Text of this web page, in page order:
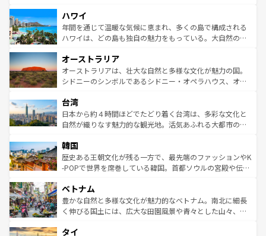
ば市内交通費無料で観光を楽しむこともできる。 なお、新
着のスイス情報はコンテンツ一覧 を参照してほしい。
のような巨大都市は、観光、ショッピング、エンターテイ
ンメントが詰まった刺激的なスポットだ。一方、アメリカ
西部には大自然が広がり、グランドキャニオンやイエロー
部のニューオーリンズでは、音楽と美食が融合した独特の
文化が魅力。旅行者はアメリカの各地域で異なる魅力を楽
しみながら、その多様性と豊かな歴史を感じることができ
ならではの贅沢な旅のスタイルだ。 なお、新着のアメリカ
情報はコンテンツ一覧を参照してほしい。
ハワイ
年間を通じて温暖な気候に恵まれ、多くの島で構成される
ハワイは、どの島も独自の魅力をもっている。大自然の神
ワイ島は見逃せない。また、定番の観光地といえばオアフ
島だが、静かな自然を求めるならマウイ島やカウアイ島が
おすすめ。エメラルドグリーンに輝く海をはじめ、豊かな
れるおもてなしの心で訪れる人々を迎えてくれるハワイの
人々、おいしいローカルフードやハワイアンミュージッ
ク、伝統的なフラダンスなど、すべてがハワイの魅力を彩
ワイを、存分に味わってほしい。 なお、新着のハワイ情報
はコンテンツ一覧を参照してほしい。
オーストラリア
オーストラリアは、壮大な自然と多様な文化が魅力の国。
シドニーのシンボルであるシドニー・オペラハウス、オー
リアリーフや大陸中央部にそびえるウルル（エアーズロッ
ク）、タスマニアの美しい原生林やケアンズの熱帯雨林な
ど、見どころがたくさん。また、カフェやワイン、オージ
いる。アクティビティも充実しており、サーフィンやダイ
ビング、ハイキングなど、アウトドア好きにはたまらな
い。オーストラリアの多彩な魅力を存分に味わいつくそ
参照してほしい。
台湾
日本から約４時間ほどでたどり着く台湾は、多彩な文化と
自然が織りなす魅力的な観光地。活気あふれる大都市の台
ン）、静ひつな山岳地帯である台湾東部など、都市の喧騒
と山間の静けさが共存しており、訪れる人に新しい発見と
驚きをもたらしてくれる。また、奥深い台湾の食文化も魅
容にもいいと評判のスイーツなど、バラエティ豊かな料理
が味わえる。 なお、新着の台湾情報は コンテンツ一覧を参
照してほしい。
韓国
歴史ある王朝文化が残る一方で、最先端のファッションやK
-POPで世界を席巻している韓国。首都ソウルの宮殿や伝統
き、地方に足を延ばせば四季折々の自然美を楽しむことが
できる。そして、キムチや焼肉、絶品のストリートフード
まで、さまざまな韓国料理が待っている。夜には、韓国な
リティに包まれながら、韓国の多彩な魅力を心ゆくまで味
ベトナム
豊かな自然と多様な文化が魅力的なベトナム。南北に細長
く伸びる国土には、広大な田園風景や青々とした山々、世
急速な発展と共に伝統が息づく。ハノイの古い町並みやホ
タイ